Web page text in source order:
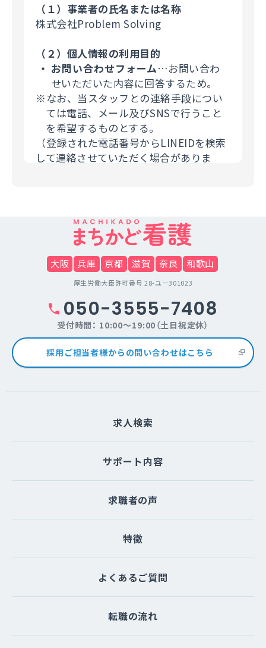
（１）事業者の氏名または名称
株式会社Problem Solving
（２）個人情報の利用目的
お問い合わせフォーム…お問い合わ
せいただいた内容に回答するため。
※なお、当スタッフとの連絡手段につい
ては電話、メール及びSNSで行うこと
を希望するものとする。
（登録された電話番号からLINEIDを検索
して連絡させていただく場合がありま
利用者の個人情報について、利用者本人
の同意を得ずに当サービス利用企業など
の第三者に開示することは、原則いたし
ません。提供先・提供情報内容を特定し
たうえで、利用者の同意を得た場合に限
用者の個人情報を提供することがありま
（４）個人情報の取扱いの委託について
当サイトは利用目的の達成に必要な範囲
たは一部を委託する場合があります。な
は適切な委託先を選定し、個人情報が安
全に管理されるよう適切に監督いたしま
（５）個人情報を与えなかった場合に生
個人情報を与えることは任意です。個人
けない場合は、お問い合わせ内容に回答
できない可能性があります。
ご本人からの求めにより、当サイトが保
有する開示対象個人情報に関する開示、
大阪 兵庫 京都 滋賀 奈良 和歌山
厚生労働大臣許可番号 28-ユー301023
050-3555-7408
受付時間： 10:00～19:00（土日祝定休）
採用ご担当者様からの問い合わせはこちら
求人検索
サポート内容
求職者の声
特徴
よくあるご質問
転職の流れ